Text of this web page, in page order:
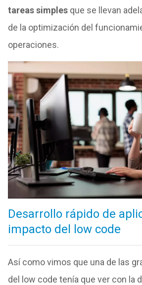
tareas simplesque se llevan
de la optimización del
operaciones.
Desarrollo rápido de
impacto del low code
Así como vimos que una de las
del low code tenía que ver con la